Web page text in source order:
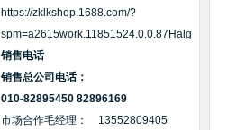
https://zklkshop.1688.com/?
spm=a2615work.11851524.0.0.87Halg
销售电话
销售总公司电话：
010-82895450 82896169
市场合作毛经理： 13552809405